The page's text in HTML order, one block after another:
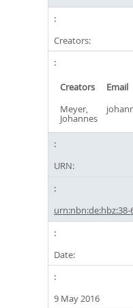
Creators:
Creators Email
Meyer,
Johannes
URN:
urn:nbn:de:hbz:38-
Date:
9 May 2016